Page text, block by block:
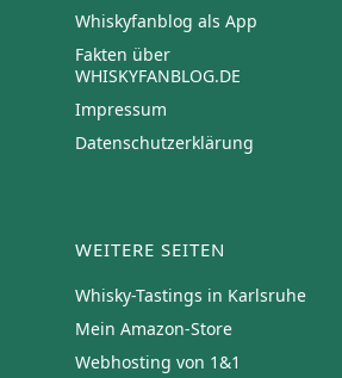
Whiskyfanblog als App
Fakten über
WHISKYFANBLOG.DE
Impressum
Datenschutzerklärung
WEITERE SEITEN
Whisky-Tastings in Karlsruhe
Mein Amazon-Store
Webhosting von 1&1